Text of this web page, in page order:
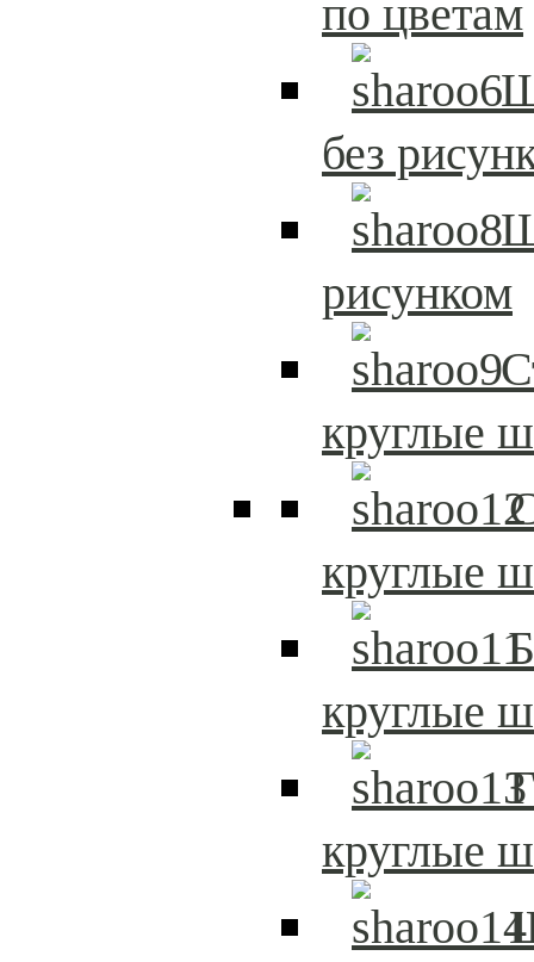
по цветам
без
рисунком
круглые
круглые
круглые
круглые